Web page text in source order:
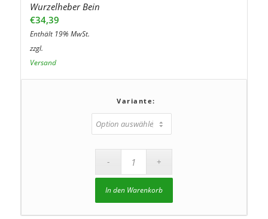
Wurzelheber Bein
€34,39
Enthält 19% MwSt.
zzgl.
Versand
Variante:
In den Warenkorb